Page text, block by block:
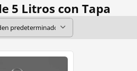
5 Litros con Tapa